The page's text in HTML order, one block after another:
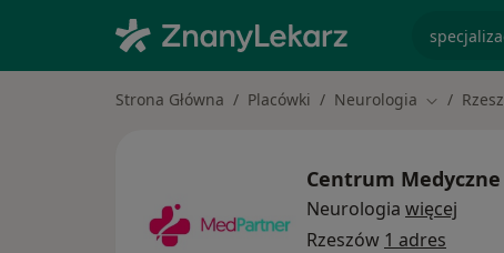
Strona Główna Placówki Neurologia Zmień
Centrum
Neurologia więcej
Rzeszów 1 adres